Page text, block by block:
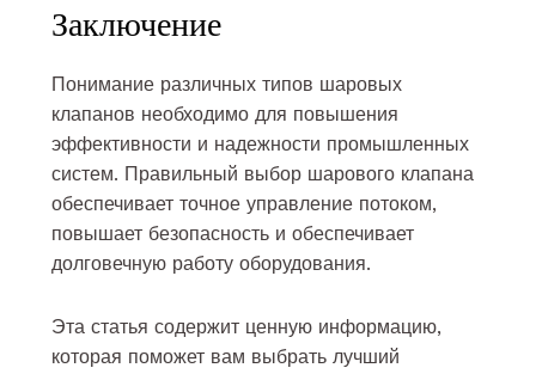
Заключение
Понимание различных типов шаровых
клапанов необходимо для повышения
эффективности и надежности промышленных
систем. Правильный выбор шарового клапана
обеспечивает точное управление потоком,
повышает безопасность и обеспечивает
долговечную работу оборудования.
Эта статья содержит ценную информацию,
которая поможет вам выбрать лучший